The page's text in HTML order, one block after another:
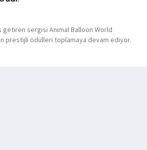
sergisi Animal Balloon World
prestijli ödülleri toplamaya devam ediyor.